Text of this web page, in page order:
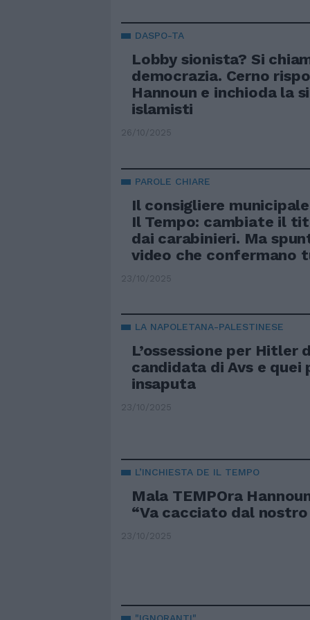
DASPO-TA
Lobby sionista? Si
democrazia. Cerno
Hannoun e inchioda la
islamisti
26/10/2025
PAROLE CHIARE
Il consigliere
Il Tempo: cambiate il
dai carabinieri. Ma
video che confermano
23/10/2025
LA NAPOLETANA-PALESTINESE
L’ossessione per Hitler
candidata di Avs e quei
insaputa
23/10/2025
L’INCHIESTA DE IL TEMPO
Mala TEMPOra
“Va cacciato dal nostro
23/10/2025